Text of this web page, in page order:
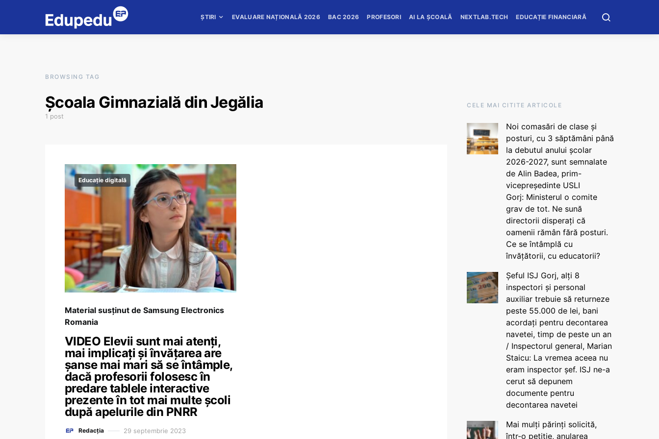
ȘTIRI EVALUARE NAȚIONALĂ 2026 BAC 2026 PROFESORI AI LA ȘCOALĂ NEXTLAB.TECH EDUCAȚIE FINANCIARĂ
BROWSING TAG
Școala Gimnazială din Jegălia
1 post
Educație digitală
Material susținut de Samsung Electronics
Romania
VIDEO Elevii sunt mai atenți,
mai implicați și învățarea are
șanse mai mari să se întâmple,
dacă profesorii folosesc în
predare tablele interactive
prezente în tot mai multe școli
după apelurile din PNRR
Redacția 29 septembrie 2023
CELE MAI CITITE ARTICOLE
Noi comasări de clase și
posturi, cu 3 săptămâni până
la debutul anului școlar
2026-2027, sunt semnalate
de Alin Badea, prim-
vicepreședinte USLI
Gorj: Ministerul o comite
grav de tot. Ne sună
directorii disperați că
oamenii rămân fără posturi.
Ce se întâmplă cu
învățătorii, cu educatorii?
Șeful ISJ Gorj, alți 8
inspectori și personal
auxiliar trebuie să returneze
peste 55.000 de lei, bani
acordați pentru decontarea
navetei, timp de peste un an
/ Inspectorul general, Marian
Staicu: La vremea aceea nu
eram inspector șef. ISJ ne-a
cerut să depunem
documente pentru
decontarea navetei
Mai mulți părinți solicită,
într-o petiție, anularea